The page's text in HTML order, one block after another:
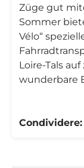
Züge gut
Sommer
Vélo“
Loire-Tals
wunderbare
Condividere: